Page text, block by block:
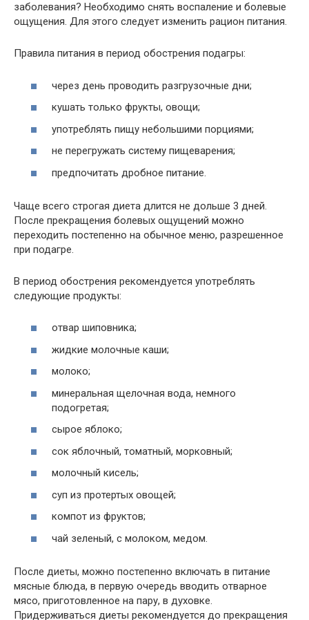
заболевания? Необходимо снять воспаление и болевые
ощущения. Для этого следует изменить рацион питания.
Правила питания в период обострения подагры:
через день проводить разгрузочные дни;
кушать только фрукты, овощи;
употреблять пищу небольшими порциями;
не перегружать систему пищеварения;
предпочитать дробное питание.
Чаще всего строгая диета длится не дольше 3 дней.
После прекращения болевых ощущений можно
переходить постепенно на обычное меню, разрешенное
при подагре.
В период обострения рекомендуется употреблять
следующие продукты:
отвар шиповника;
жидкие молочные каши;
молоко;
минеральная щелочная вода, немного
подогретая;
сырое яблоко;
сок яблочный, томатный, морковный;
молочный кисель;
суп из протертых овощей;
компот из фруктов;
чай зеленый, с молоком, медом.
После диеты, можно постепенно включать в питание
мясные блюда, в первую очередь вводить отварное
мясо, приготовленное на пару, в духовке.
Придерживаться диеты рекомендуется до прекращения